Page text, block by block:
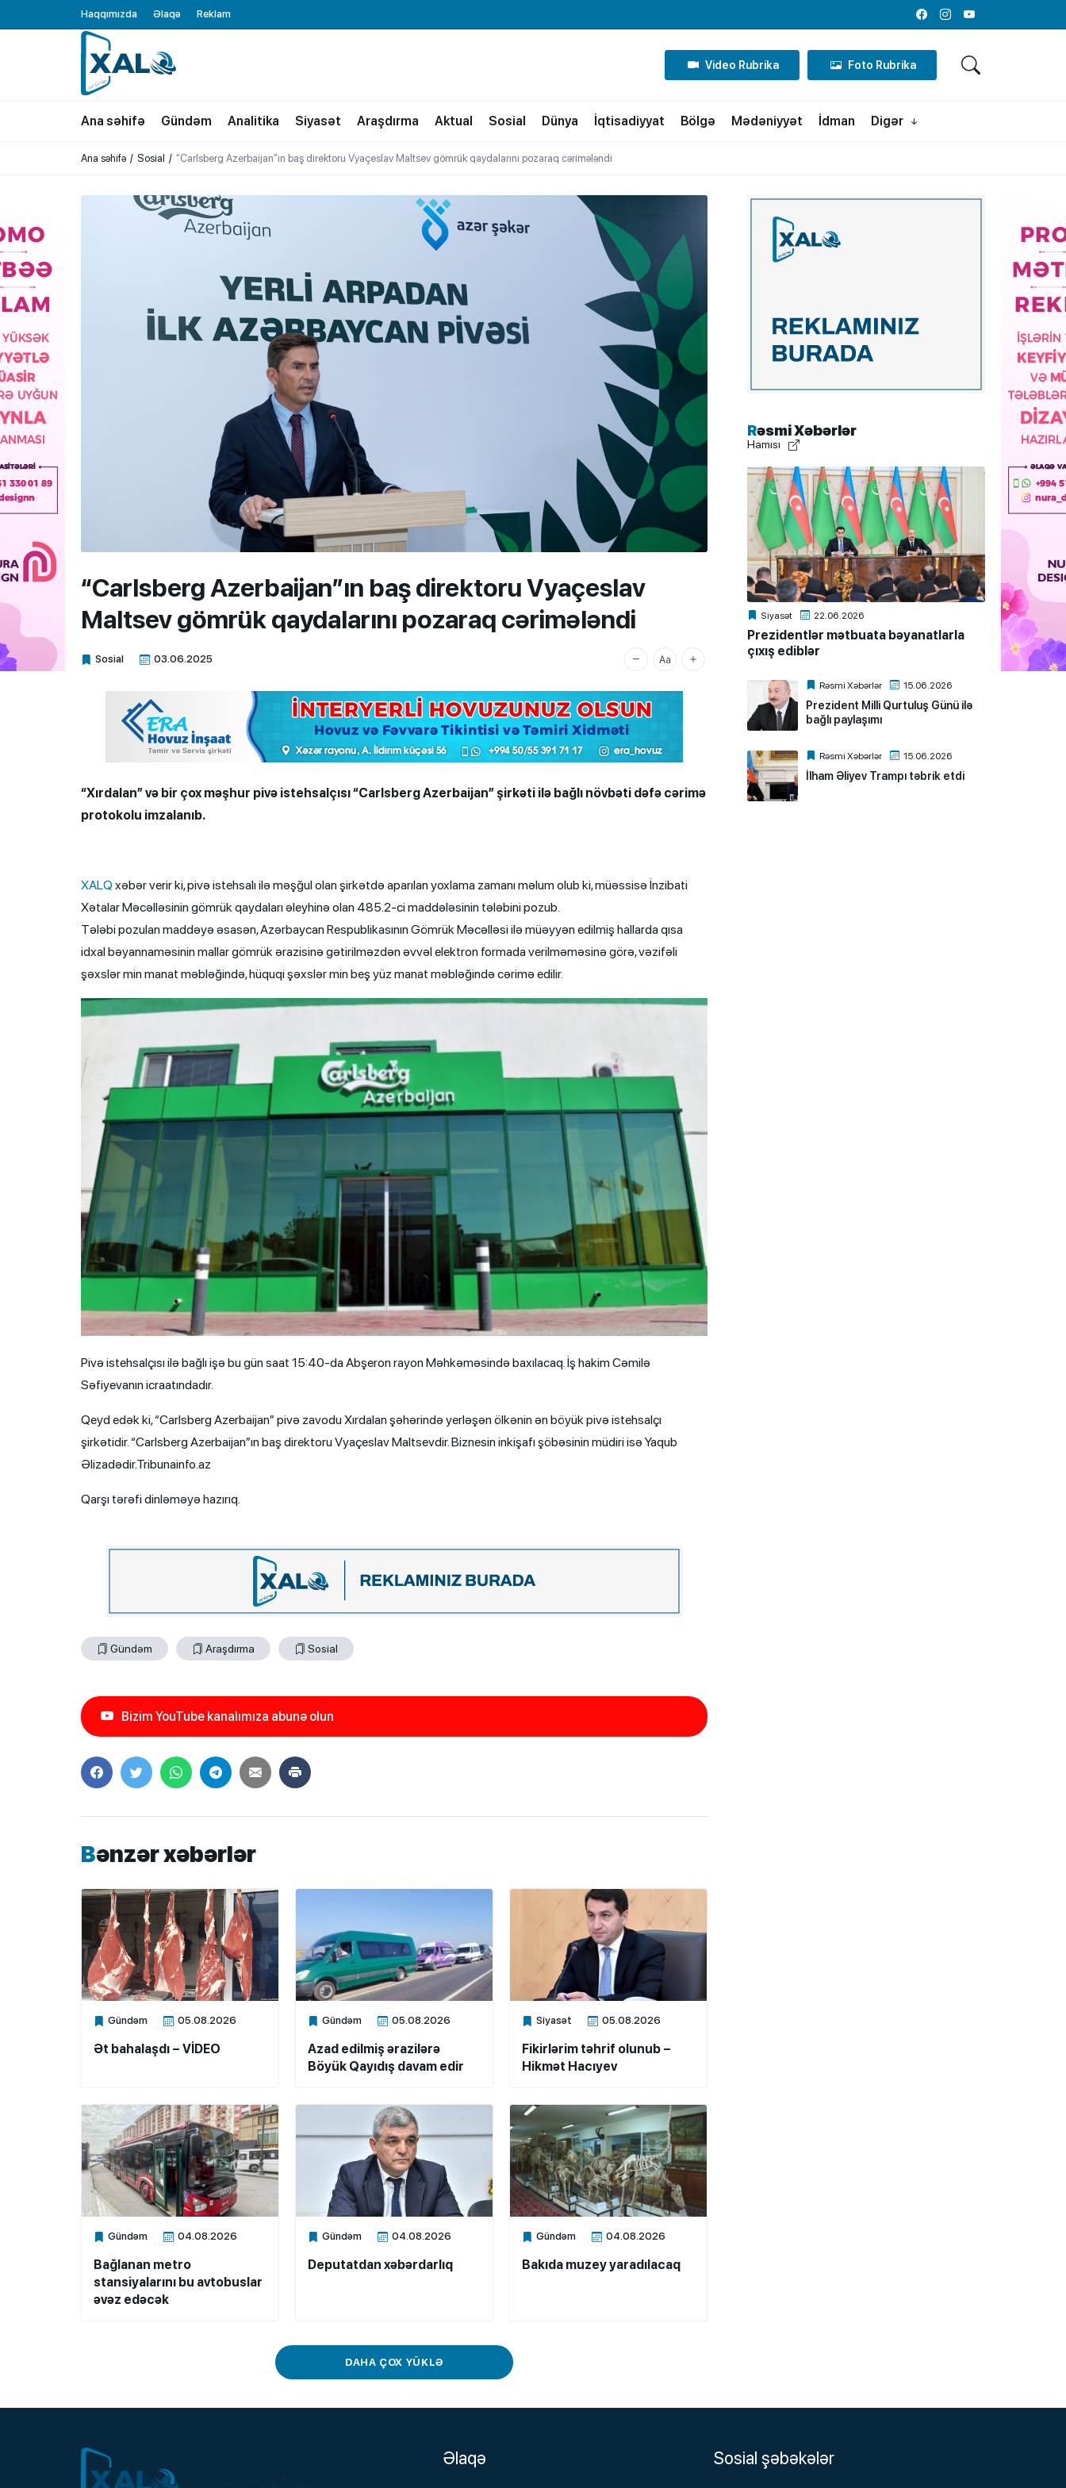
Haqqımızda Əlaqə Reklam
FacebookInstagramYoutube
XALQ.ONLINE
ONLAYN PLATFORMA
Video Rubrika Foto Rubrika
Ana səhifə Gündəm Analitika Siyasət Araşdırma Aktual Sosial Dünya İqtisadiyyat Bölgə Mədəniyyət İdman Digər
Ana səhifə Sosial “Carlsberg Azerbaijan”ın baş direktoru Vyaçeslav Maltsev gömrük qaydalarını pozaraq cərimələndi
“Carlsberg Azerbaijan”ın baş direktoru Vyaçeslav
Maltsev gömrük qaydalarını pozaraq cərimələndi
Sosial 03.06.2025
Xalq.Online
“Xırdalan” və bir çox məşhur pivə istehsalçısı “Carlsberg Azerbaijan” şirkəti ilə bağlı növbəti dəfə cərimə
protokolu imzalanıb.
XALQ xəbər verir ki, pivə istehsalı ilə məşğul olan şirkətdə aparılan yoxlama zamanı məlum olub ki, müəssisə İnzibati
Xətalar Məcəlləsinin gömrük qaydaları əleyhinə olan 485.2-ci maddələsinin tələbini pozub.
Tələbi pozulan maddəyə əsasən, Azərbaycan Respublikasının Gömrük Məcəlləsi ilə müəyyən edilmiş hallarda qısa
idxal bəyannaməsinin mallar gömrük ərazisinə gətirilməzdən əvvəl elektron formada verilməməsinə görə, vəzifəli
şəxslər min manat məbləğində, hüquqi şəxslər min beş yüz manat məbləğində cərimə edilir.
Pivə istehsalçısı ilə bağlı işə bu gün saat 15:40-da Abşeron rayon Məhkəməsində baxılacaq. İş hakim Cəmilə
Səfiyevanın icraatındadır.
Qeyd edək ki, “Carlsberg Azerbaijan” pivə zavodu Xırdalan şəhərində yerləşən ölkənin ən böyük pivə istehsalçı
şirkətidir. “Carlsberg Azerbaijan”ın baş direktoru Vyaçeslav Maltsevdir. Biznesin inkişafı şöbəsinin müdiri isə Yaqub
Əlizadədir.Tribunainfo.az
Qarşı tərəfi dinləməyə hazırıq.
Gündəm Araşdırma Sosial
Bizim YouTube kanalımıza abunə olun
Bənzər xəbərlər
Gündəm 05.08.2026
Xalq.Online
Ət bahalaşdı – VİDEO
Gündəm 05.08.2026
Xalq.Online
Azad edilmiş ərazilərə
Böyük Qayıdış davam edir
Siyasət 05.08.2026
Xalq.Online
Fikirlərim təhrif olunub –
Hikmət Hacıyev
Gündəm 04.08.2026
Xalq.Online
Bağlanan metro
stansiyalarını bu avtobuslar
əvəz edəcək
Gündəm 04.08.2026
Xalq.Online
Deputatdan xəbərdarlıq
Gündəm 04.08.2026
Xalq.Online
Bakıda muzey yaradılacaq
DAHA ÇOX YÜKLƏ
Rəsmi Xəbərlər
Hamısı
Siyasət 22.06.2026
Prezidentlər mətbuata bəyanatlarla
çıxış ediblər
Rəsmi Xəbərlər 15.06.2026
Prezident Milli Qurtuluş Günü ilə
bağlı paylaşımı
Rəsmi Xəbərlər 15.06.2026
İlham Əliyev Trampı təbrik etdi
Əlaqə Sosial şəbəkələr